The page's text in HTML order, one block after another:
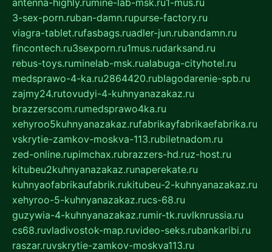
3-sex-porn.ruban-damn.rupurse-factory.ru
viagra-tablet.rufasbags.ruadler-jun.rubandamn.ru
fincontech.ru3sexporn.ru1mus.rudarksand.ru
rebus-toys.ruminelab-msk.rualabuga-cityhotel.ru
medsprawo-4-ka.ru2864420.rublagodarenie-spb.ru
zajmy24.rutovudyi-4-kuhnyanazakaz.ru
brazzerscom.rumedsprawo4ka.ru
xehyroo5kuhnyanazakaz.rufabrikayfabrikaefabrika.ru
vskrytie-zamkov-moskva-113.rubiletnadom.ru
zed-online.rupimchax.rubrazzers-hd.ruz-host.ru
kitubeu2kuhnyanazakaz.runaperekate.ru
kuhnyaofabrikaufabrik.rukitubeu-2-kuhnyanazakaz.ru
xehyroo-5-kuhnyanazakaz.rucs-68.ru
guzywia-4-kuhnyanazakaz.rumir-tk.ruvlknrussia.ru
cs68.ruvladivostok-map.ruvideo-seks.rubankaribi.ru
raszar.ruvskrytie-zamkov-moskva113.ru